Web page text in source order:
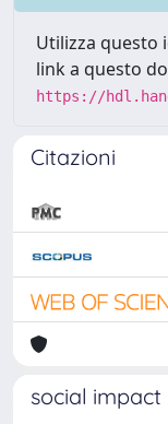
Utilizza questo
link a questo
https://
Citazioni
social impact